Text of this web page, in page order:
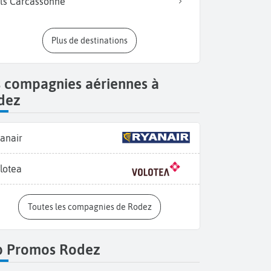
Plus de destinations
compagnies aériennes à
Toutes les compagnies de Rodez
Promos Rodez